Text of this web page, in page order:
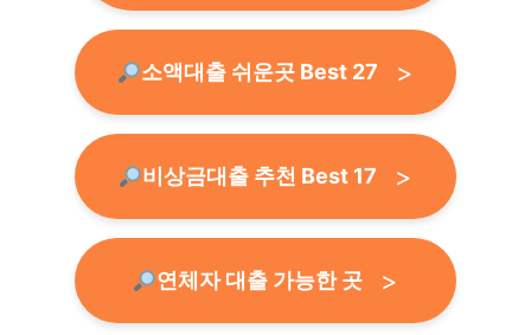
소액대출 쉬운곳 Best 27
비상금대출 추천 Best 17
연체자 대출 가능한 곳